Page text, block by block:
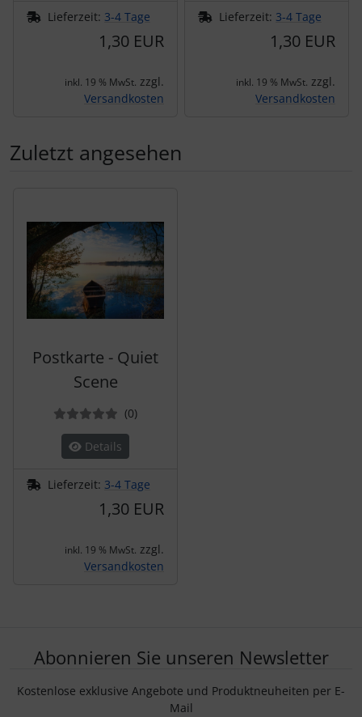
Lieferzeit: 3-4 Tage
1,30 EUR
inkl. 19 % MwSt. zzgl.
Versandkosten
Lieferzeit: 3-4 Tage
1,30 EUR
inkl. 19 % MwSt. zzgl.
Versandkosten
Zuletzt angesehen
Postkarte - Quiet
Scene
(0Bewertungen
)
Details
Lieferzeit: 3-4 Tage
1,30 EUR
inkl. 19 % MwSt. zzgl.
Versandkosten
Abonnieren Sie unseren Newsletter
Kostenlose exklusive Angebote und Produktneuheiten per E-
Mail